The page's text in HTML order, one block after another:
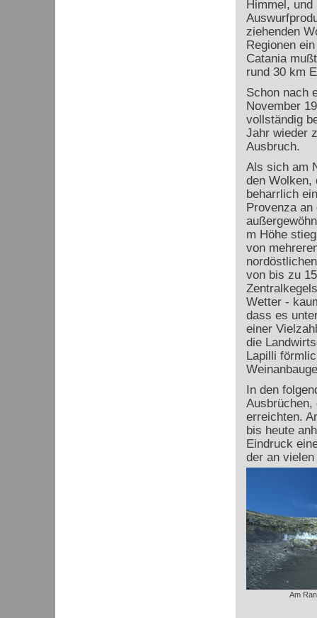
Himmel,
ziehenden
Regionen
Catania
rund 30 km
Schon nach
November
vollständig
Jahr wieder
Ausbruch.
Als sich am
den Wolken,
beharrlich
Provenza
m Höhe
von
von bis zu
Wetter -
dass es
einer
die
Lapilli
In den
Ausbrüchen,
erreichten.
bis heute
Eindruck
der an
Am